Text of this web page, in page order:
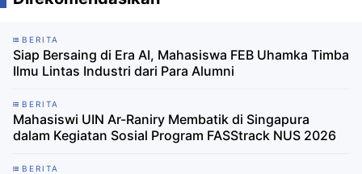
BERITA
Siap Bersaing di Era AI, Mahasiswa FEB Uhamka Timba
Ilmu Lintas Industri dari Para Alumni
BERITA
Mahasiswi UIN Ar-Raniry Membatik di Singapura
dalam Kegiatan Sosial Program FASStrack NUS 2026
BERITA